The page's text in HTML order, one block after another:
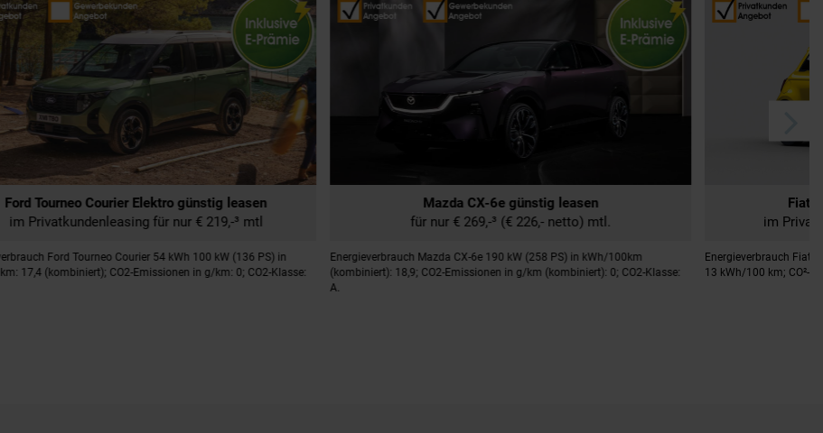
Mazda CX-6e günstig leasen
für nur € 269,-³ (€ 226,- netto) mtl.
Energieverbrauch Mazda CX-6e 190 kW (258 PS) in kWh/100km
(kombiniert): 18,9; CO2-Emissionen in g/km (kombiniert): 0; CO2-Klasse:
Fiat 500e Elektro günstig leasen
im Privatkundenleasing ab nur € 79,-³ mtl
Energieverbrauch Fiat 500e Elektro 23,8 kWh 70 kW (95 PS) kombiniert:
13 kWh/100 km; CO²-Emission kombiniert: 0 g/km; CO2-Klasse: A
kWh/100km: